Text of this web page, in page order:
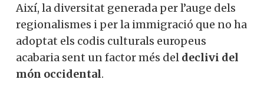
Així, la diversitat generada per l’auge dels
regionalismes i per la immigració que no ha
adoptat els codis culturals europeus
acabaria sent un factor més del declivi del
món occidental.